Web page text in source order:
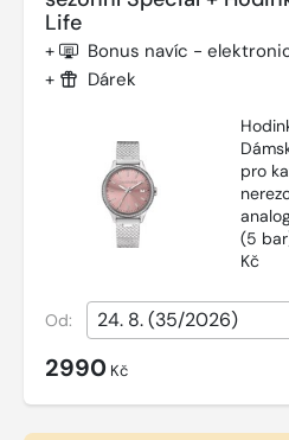
Life
+ Bonus navíc -
+ Dárek
pro
(5
Kč
Od:
2990 Kč